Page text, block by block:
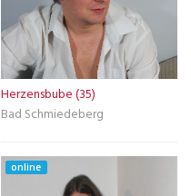
Herzensbube (35)
Bad Schmiedeberg
online